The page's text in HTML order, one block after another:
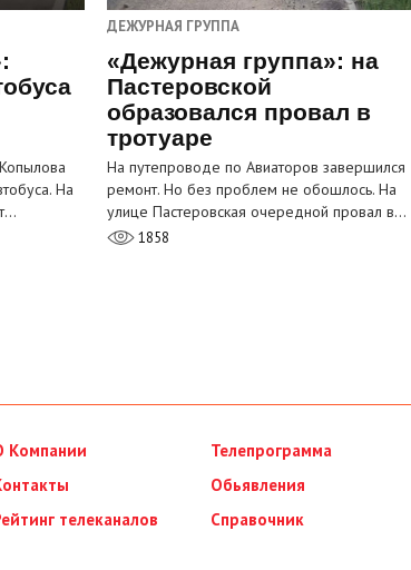
На
ДЕЖУРНАЯ ГРУППА
«Дежурная группа»: на
Пастеровской
образовался провал в
тротуаре
На путепроводе по Авиаторов завершился
ремонт. Но без проблем не обошлось. На
улице Пастеровская очередной провал в…
1858
Компании
телеканалов
Телепрограмма
Обьявления
Справочник